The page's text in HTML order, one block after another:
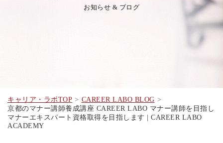
お知らせ & ブログ
キャリア・ラボTOP
CAREER LABO BLOG
京都のマナー講師養成講座 CAREER LABO マナー講師を目指し
マナーエキスパート資格取得を目指します | CAREER LABO
ACADEMY